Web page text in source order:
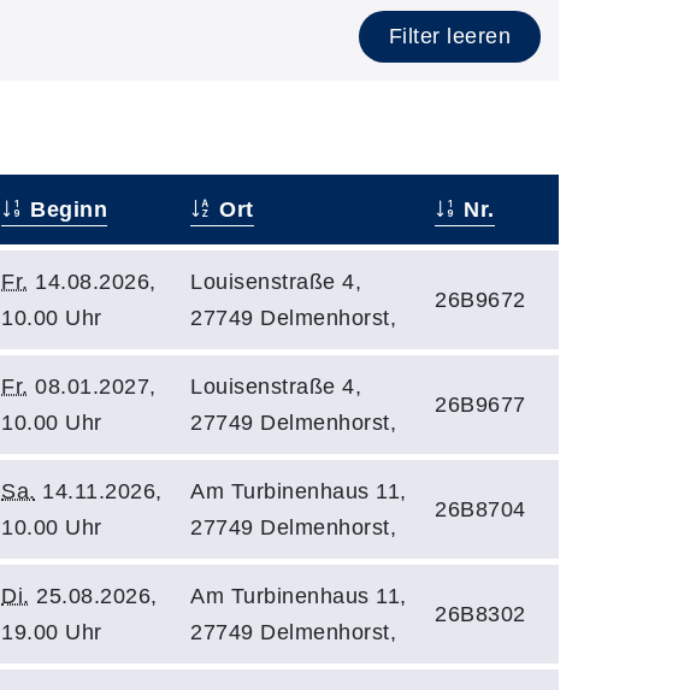
Filter leeren
Beginn Ort Nr.
Fr. 14.08.2026,
10.00 Uhr
Louisenstraße 4,
27749 Delmenhorst,
26B9672
Fr. 08.01.2027,
10.00 Uhr
Louisenstraße 4,
27749 Delmenhorst,
26B9677
Sa. 14.11.2026,
10.00 Uhr
Am Turbinenhaus 11,
27749 Delmenhorst,
26B8704
Di. 25.08.2026,
19.00 Uhr
Am Turbinenhaus 11,
27749 Delmenhorst,
26B8302